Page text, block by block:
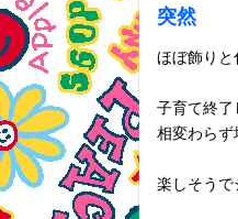
突然
ほぼ飾り
子育て終了
相変わら
楽しそう